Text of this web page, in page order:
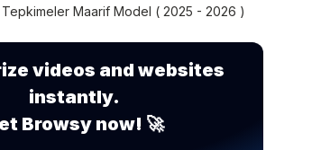
Tepkimeler Maarif Model ( 2025 - 2026 )
videos and websites
instantly.
Browsy now! 🚀